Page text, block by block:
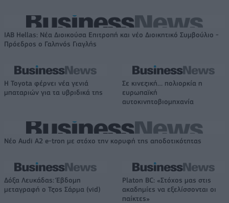
IAB Hellas: Νέα Διοικούσα Επιτροπή και νέο Διοικητικό Συμβούλιο -
Πρόεδρος ο Γαληνός Γιαγλής
Η Toyota φέρνει νέα γενιά
μπαταριών για τα υβριδικά της
Σε κινεζική… πολιορκία η
ευρωπαϊκή
αυτοκινητοβιομηχανία
Νέο Audi A2 e-tron με στόχο την κορυφή της αποδοτικότητας
Δόξα Λευκάδας: Έβδομη
μεταγραφή ο Τζος Σάρμα (vid)
Platon BC: «Στόχος μας στις
ακαδημίες να εξελίσσονται οι
παίκτες»